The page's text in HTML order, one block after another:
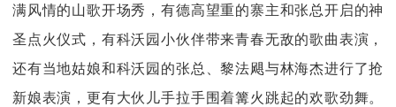
满风情的山歌开场秀，有德高望重的寨主和张总开启的神
圣点火仪式，有科沃园小伙伴带来青春无敌的歌曲表演，
还有当地姑娘和科沃园的张总、黎法飓与林海杰进行了抢
新娘表演，更有大伙儿手拉手围着篝火跳起的欢歌劲舞。